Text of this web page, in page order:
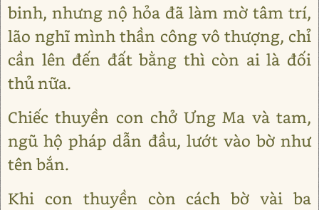
binh, nhưng nộ hỏa đã làm mờ tâm trí,
lão nghĩ mình thần công vô thượng, chỉ
cần lên đến đất bằng thì còn ai là đối
thủ nữa.
Chiếc thuyền con chở Ưng Ma và tam,
ngũ hộ pháp dẫn đầu, lướt vào bờ như
tên bắn.
Khi con thuyền còn cách bờ vài ba